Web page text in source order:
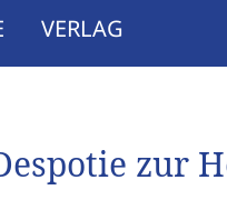
VERLAG
zur